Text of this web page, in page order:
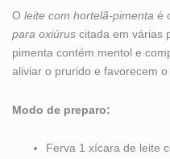
O leite com hortelã-pimenta é
para oxiúrus citada em várias
pimenta contém mentol e
aliviar o prurido e favorecem
Modo de preparo:
Ferva 1 xícara de leite